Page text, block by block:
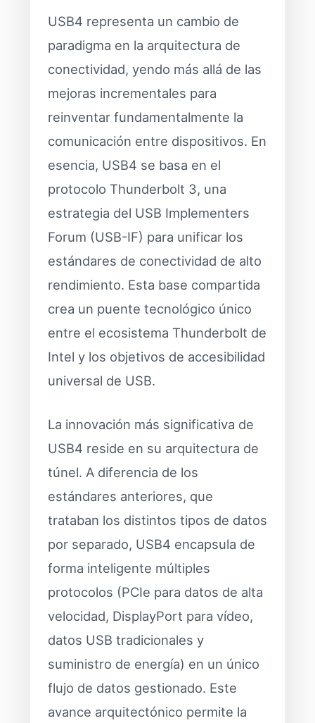
USB4 representa un cambio de
paradigma en la arquitectura de
conectividad, yendo más allá de las
mejoras incrementales para
reinventar fundamentalmente la
comunicación entre dispositivos. En
esencia, USB4 se basa en el
protocolo Thunderbolt 3, una
estrategia del USB Implementers
Forum (USB-IF) para unificar los
estándares de conectividad de alto
rendimiento. Esta base compartida
crea un puente tecnológico único
entre el ecosistema Thunderbolt de
Intel y los objetivos de accesibilidad
universal de USB.
La innovación más significativa de
USB4 reside en su arquitectura de
túnel. A diferencia de los
estándares anteriores, que
trataban los distintos tipos de datos
por separado, USB4 encapsula de
forma inteligente múltiples
protocolos (PCIe para datos de alta
velocidad, DisplayPort para vídeo,
datos USB tradicionales y
suministro de energía) en un único
flujo de datos gestionado. Este
avance arquitectónico permite la